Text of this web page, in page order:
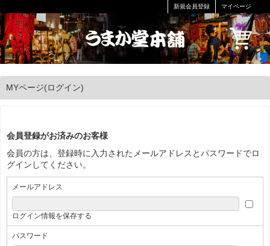
新規会員登録 マイページ
MYページ(ログイン)
会員登録がお済みのお客様
会員の方は、登録時に入力されたメールアドレスとパスワードでロ
グインしてください。
メールアドレス
ログイン情報を保存する
パスワード